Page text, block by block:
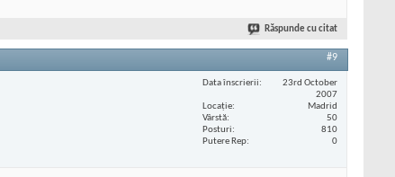
Răspunde cu citat
#9
Data înscrierii
23rd October
2007
Locaţie
Madrid
Vârstă
50
Posturi
810
Putere Rep
0